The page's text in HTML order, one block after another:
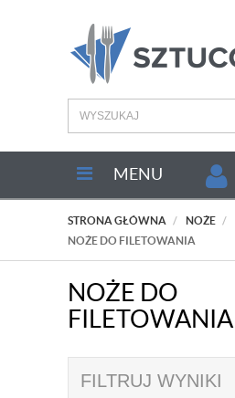
MENU
STRONA GŁÓWNA NOŻE
NOŻE DO FILETOWANIA
NOŻE DO
FILETOWANIA
FILTRUJ WYNIKI